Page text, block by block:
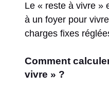
Le « reste à vivre »
à un foyer pour
charges fixes
Comment
vivre » ?